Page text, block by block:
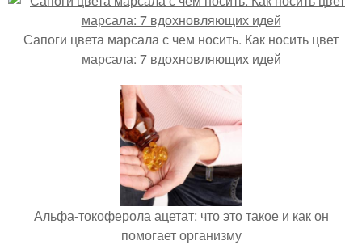
Сапоги цвета марсала с чем носить. Как носить цвет
марсала: 7 вдохновляющих идей
Альфа-токоферола ацетат: что это такое и как он
помогает организму